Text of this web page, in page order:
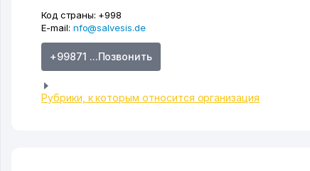
Код страны: +998
E-mail: nfo@salvesis.de
+99871 ...Позвонить
Рубрики, к которым относится организация